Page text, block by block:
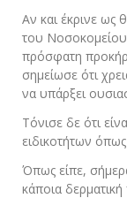
Αν και έκρινε ως
του Νοσοκομείου
πρόσφατη
σημείωσε ότι
να υπάρξει
Τόνισε δε ότι
ειδικοτήτων
Όπως είπε,
κάποια